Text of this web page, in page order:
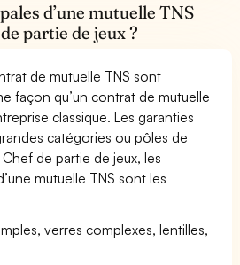
d’une mutuelle TNS
partie de jeux ?
de mutuelle TNS sont
façon qu’un contrat de mutuelle
classique. Les garanties
catégories ou pôles de
de partie de jeux, les
mutuelle TNS sont les
verres complexes, lentilles,